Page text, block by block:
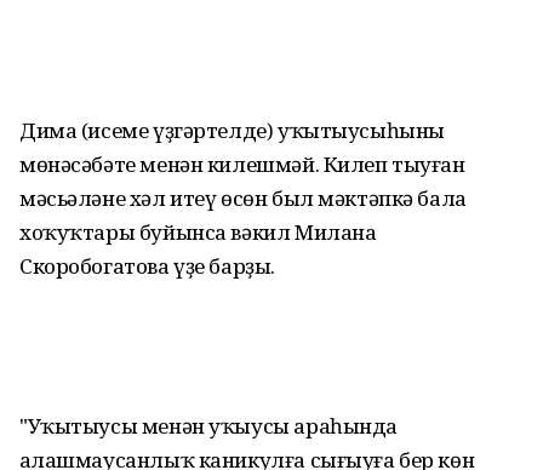
Дима (исеме үҙгәртелде) уҡытыусыһының
мөнәсәбәте менән килешмәй. Килеп тыуған
мәсьәләне хәл итеү өсөн был мәктәпкә бала
хоҡуҡтары буйынса вәкил Милана
Скоробогатова үҙе барҙы.
"Уҡытыусы менән уҡыусы араһында
аңлашмаусанлыҡ каникулға сығыуға бер көн